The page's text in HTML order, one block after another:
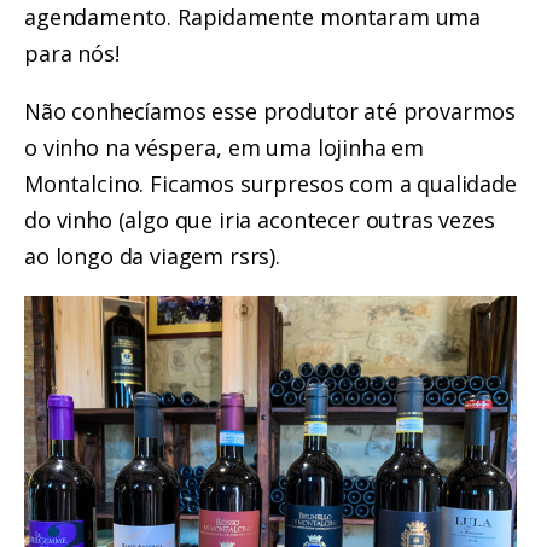
agendamento. Rapidamente montaram uma
para nós!
Não conhecíamos esse produtor até provarmos
o vinho na véspera, em uma lojinha em
Montalcino. Ficamos surpresos com a qualidade
do vinho (algo que iria acontecer outras vezes
ao longo da viagem rsrs).